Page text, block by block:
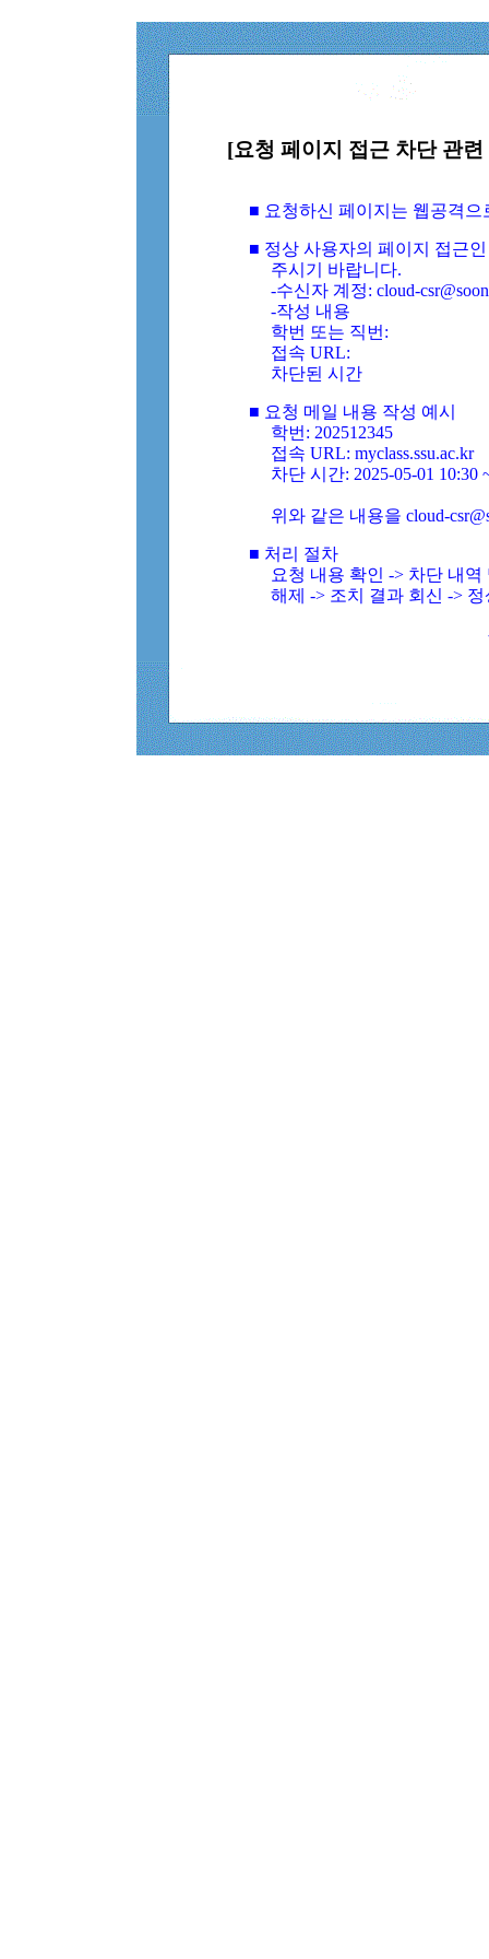
[요청 페이지 접근 차단 관
■ 요청하신 페이지는 웹공격
■ 정상 사용자의 페이지 접근
주시기 바랍니다.
-수신자 계정: cloud-
-작성 내용
학번 또는 직번:
접속 URL:
차단된 시간
■ 요청 메일 내용 작성 예시
학번: 202512345
접속 URL: myclass.ssu.ac.kr
차단 시간: 2025-05-01 10:30
위와 같은 내용을 cloud-
■ 처리 절차
요청 내용 확인 -> 차단 내
해제 -> 조치 결과 회신 ->